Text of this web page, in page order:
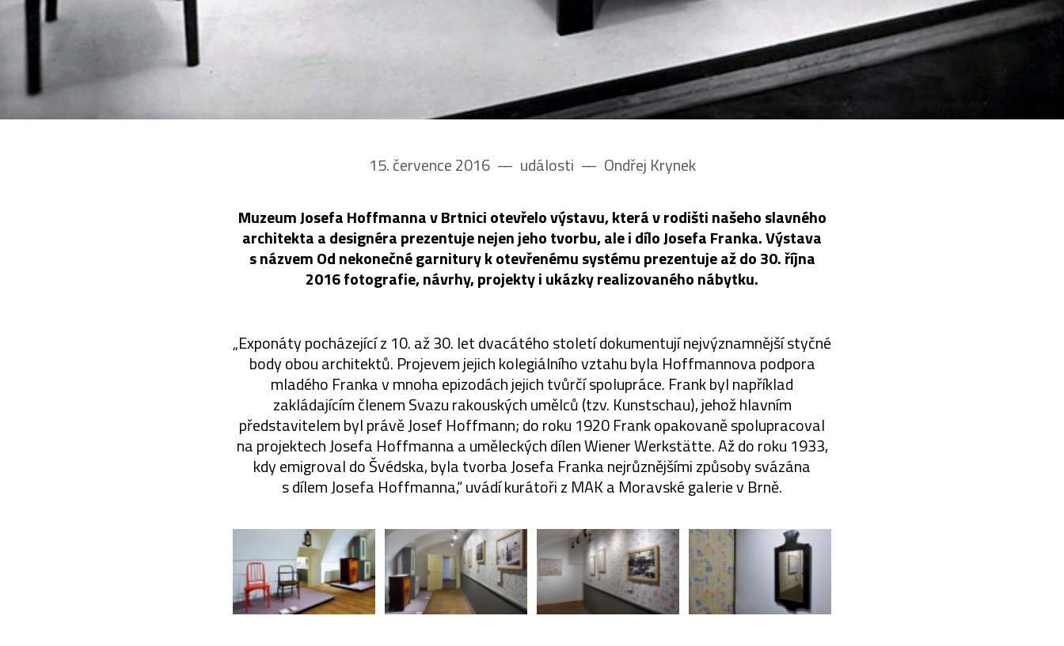
15. července 2016 –– události –– Ondřej Krynek
Muzeum Josefa Hoffmanna v Brtnici otevřelo výstavu, která v rodišti našeho slavného
architekta a designéra prezentuje nejen jeho tvorbu, ale i dílo Josefa Franka. Výstava
s názvem Od nekonečné garnitury k otevřenému systému prezentuje až do 30. října
2016 fotografie, návrhy, projekty i ukázky realizovaného nábytku.
„Exponáty pocházející z 10. až 30. let dvacátého století dokumentují nejvýznamnější styčné
body obou architektů. Projevem jejich kolegiálního vztahu byla Hoffmannova podpora
mladého Franka v mnoha epizodách jejich tvůrčí spolupráce. Frank byl například
zakládajícím členem Svazu rakouských umělců (tzv. Kunstschau), jehož hlavním
představitelem byl právě Josef Hoffmann; do roku 1920 Frank opakovaně spolupracoval
na projektech Josefa Hoffmanna a uměleckých dílen Wiener Werkstätte. Až do roku 1933,
kdy emigroval do Švédska, byla tvorba Josefa Franka nejrůznějšími způsoby svázána
s dílem Josefa Hoffmanna,“ uvádí kurátoři z MAK a Moravské galerie v Brně.